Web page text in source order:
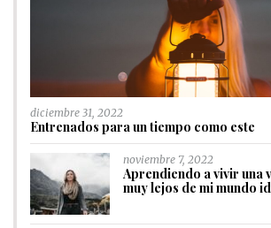
diciembre 31, 2022
Entrenados para un tiempo como este
noviembre 7, 2022
Aprendiendo a vivir una
muy lejos de mi mundo